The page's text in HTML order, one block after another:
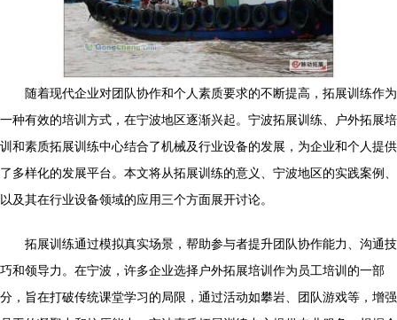
随着现代企业对团队协作和个人素质要求的不断提高，拓展训练作为
一种有效的培训方式，在宁波地区逐渐兴起。宁波拓展训练、户外拓展培
训和素质拓展训练中心结合了机械及行业设备的发展，为企业和个人提供
了多样化的发展平台。本文将从拓展训练的意义、宁波地区的实践案例、
以及其在行业设备领域的应用三个方面展开讨论。
拓展训练通过模拟真实场景，帮助参与者提升团队协作能力、沟通技
巧和领导力。在宁波，许多企业选择户外拓展培训作为员工培训的一部
分，旨在打破传统课堂学习的局限，通过活动如攀岩、团队游戏等，增强